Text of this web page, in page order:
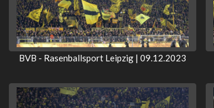
BVB - Rasenballsport Leipzig | 09.12.2023